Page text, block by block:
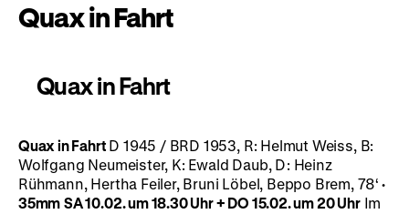
Quax in Fahrt
Quax in Fahrt
Quax in Fahrt D 1945 / BRD 1953, R: Helmut Weiss, B:
Wolfgang Neumeister, K: Ewald Daub, D: Heinz
Rühmann, Hertha Feiler, Bruni Löbel, Beppo Brem, 78‘ ·
35mm SA 10.02. um 18.30 Uhr + DO 15.02. um 20 UhrIm